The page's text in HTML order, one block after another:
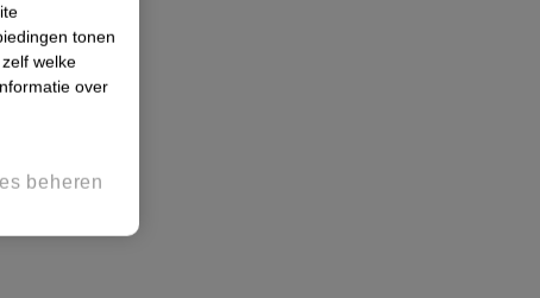
tonen
welke
over
beheren